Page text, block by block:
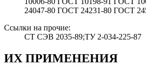
24047-80 ГОСТ 24231-80 ГОСТ
Ссылки на прочие:
СТ СЭВ 2035-89;ТУ 2-034-225-87
ИХ ПРИМЕНЕНИЯ